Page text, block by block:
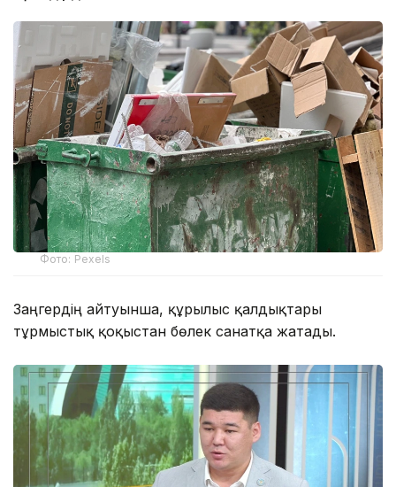
Фото: Pexels
Заңгердің айтуынша, құрылыс қалдықтары
тұрмыстық қоқыстан бөлек санатқа жатады.